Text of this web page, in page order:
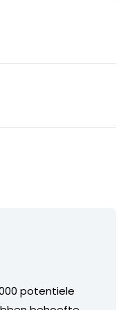
potentiele